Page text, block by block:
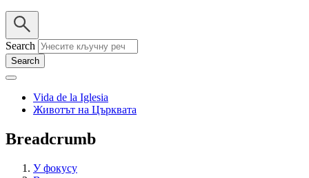
Search
Vida de la Iglesia
Животът на Църквата
Breadcrumb
У фокусу